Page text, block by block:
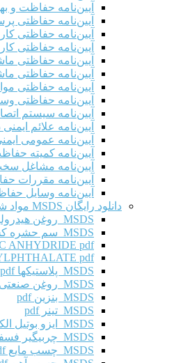
آیین‌نامه حفاظت و
آیین‌نامه حفاظتی
آیین‌نامه حفاظتی
آیین‌نامه حفاظتی
آیین‌نامه حفاظتی
آیین‌نامه حفاظتی
آیین‌نامه حفاظتی
آیین‌نامه حفاظتی
آیین‌نامه سیستم
آیین‌نامه علائم
آیین‌نامه عمومی
آیین‌نامه کمیته
آیین‌نامه مشاغل
آیین‌نامه مقررات
آیین‌نامه وسایل
دانلود رایگان MSDS مواد شیمیایی
MSDS روغن هیدرولیک pdf
MSDS سم حشره کش آیکون pdf
ANHYDRIDE pdf
pdf
MSDS پلاستیکها pdf
MSDS روغن صنعتی 230 pdf
MSDS بنزین pdf
MSDS تینر pdf
MSDS ایزو بوتیل الکل pdf
MSDS چربیگیر فسفاته pdf
MSDS چسب مایع pdf